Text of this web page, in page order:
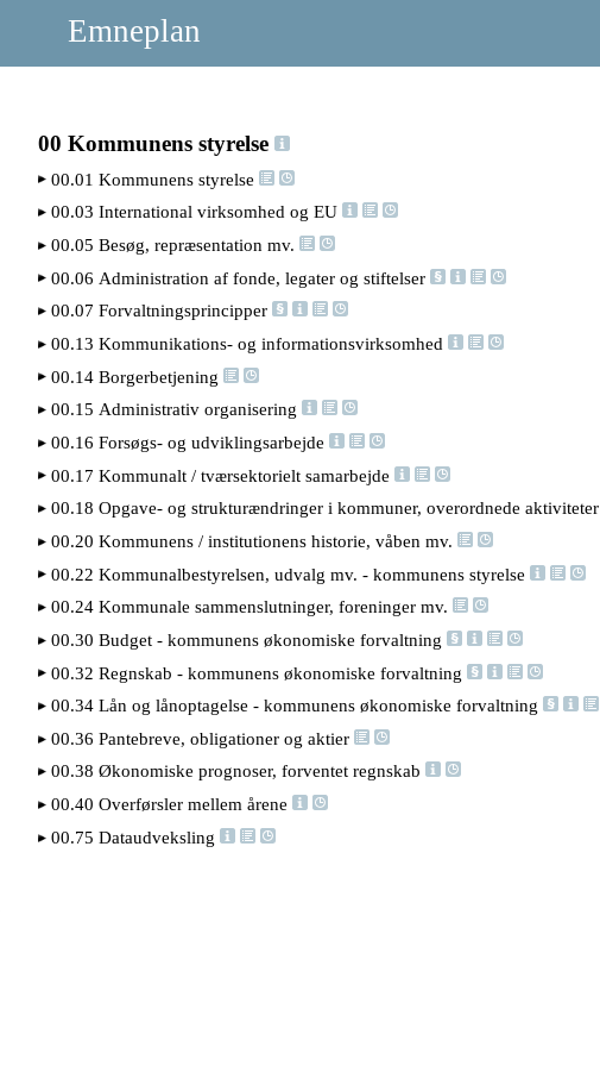
Emneplan
00 Kommunens styrelse
00.01 Kommunens styrelse
00.03 International virksomhed og EU
00.05 Besøg, repræsentation mv.
00.06 Administration af fonde, legater og stiftelser
00.07 Forvaltningsprincipper
00.13 Kommunikations- og informationsvirksomhed
00.14 Borgerbetjening
00.15 Administrativ organisering
00.16 Forsøgs- og udviklingsarbejde
00.17 Kommunalt / tværsektorielt samarbejde
00.18 Opgave- og strukturændringer i kommuner, overordnede aktiviteter
00.20 Kommunens / institutionens historie, våben mv.
00.22 Kommunalbestyrelsen, udvalg mv. - kommunens styrelse
00.24 Kommunale sammenslutninger, foreninger mv.
00.30 Budget - kommunens økonomiske forvaltning
00.32 Regnskab - kommunens økonomiske forvaltning
00.34 Lån og lånoptagelse - kommunens økonomiske forvaltning
00.36 Pantebreve, obligationer og aktier
00.38 Økonomiske prognoser, forventet regnskab
00.40 Overførsler mellem årene
00.75 Dataudveksling